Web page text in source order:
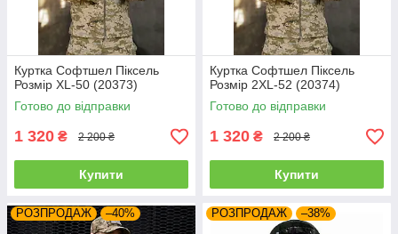
Куртка Софтшел Піксель
Розмір XL-50 (20373)
Готово до відправки
1 320 ₴ 2 200 ₴
Купити
Куртка Софтшел Піксель
Розмір 2XL-52 (20374)
Готово до відправки
1 320 ₴ 2 200 ₴
Купити
РОЗПРОДАЖ –40% РОЗПРОДАЖ –38%